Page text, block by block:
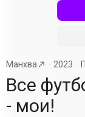
Манхва 2023
Все
- мои!